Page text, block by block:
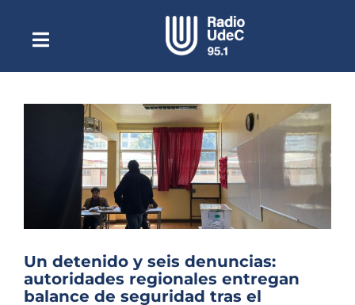
contenidoToggle
NavigationEscuchar Radio UdeC en vivo
Quiénes Somos
Programación
Podcast
Noticias
Columnas
Un detenido y seis denuncias:
autoridades regionales entregan
balance de seguridad tras el